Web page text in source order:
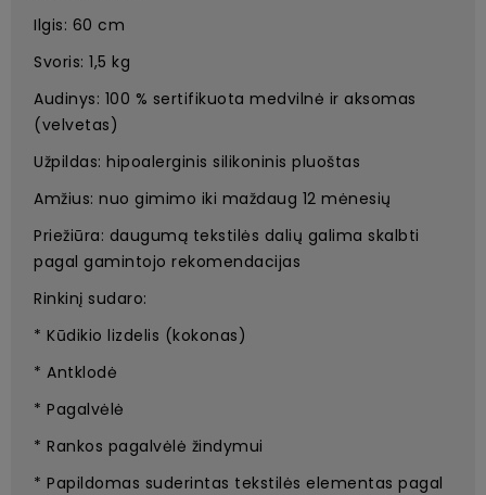
Ilgis: 60 cm
Svoris: 1,5 kg
Audinys: 100 % sertifikuota medvilnė ir aksomas
(velvetas)
Užpildas: hipoalerginis silikoninis pluoštas
Amžius: nuo gimimo iki maždaug 12 mėnesių
Priežiūra: daugumą tekstilės dalių galima skalbti
pagal gamintojo rekomendacijas
Rinkinį sudaro:
* Kūdikio lizdelis (kokonas)
* Antklodė
* Pagalvėlė
* Rankos pagalvėlė žindymui
* Papildomas suderintas tekstilės elementas pagal